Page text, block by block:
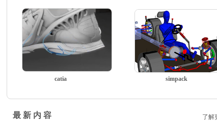
simpack
catia
最 新 内 容
了解